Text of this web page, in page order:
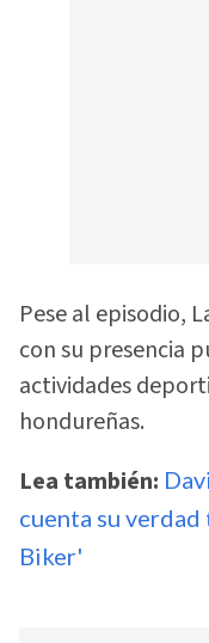
Pese al episodio,
con su presencia
actividades
hondureñas.
Lea también:
cuenta su verdad
Biker'